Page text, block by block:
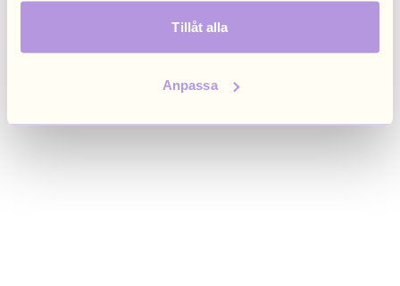
Tillåt alla
Anpassa